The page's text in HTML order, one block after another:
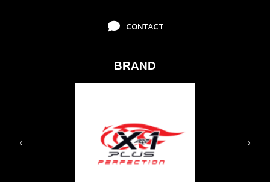
CONTACT
BRAND